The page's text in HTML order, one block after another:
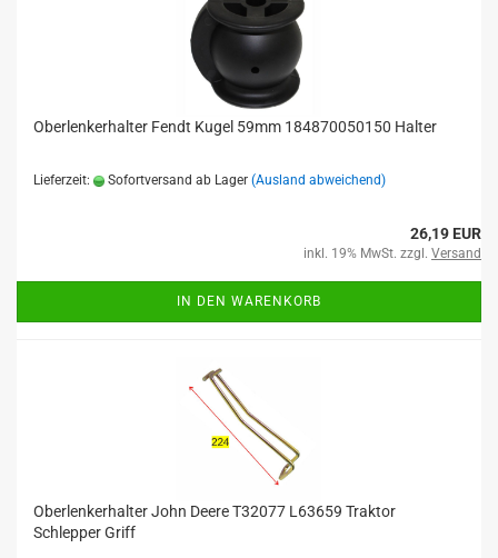
Oberlenkerhalter Fendt Kugel 59mm 184870050150 Halter
Lieferzeit: Sofortversand ab Lager (Ausland abweichend)
26,19 EUR
inkl. 19% MwSt. zzgl. Versand
IN DEN WARENKORB
Oberlenkerhalter John Deere T32077 L63659 Traktor
Schlepper Griff